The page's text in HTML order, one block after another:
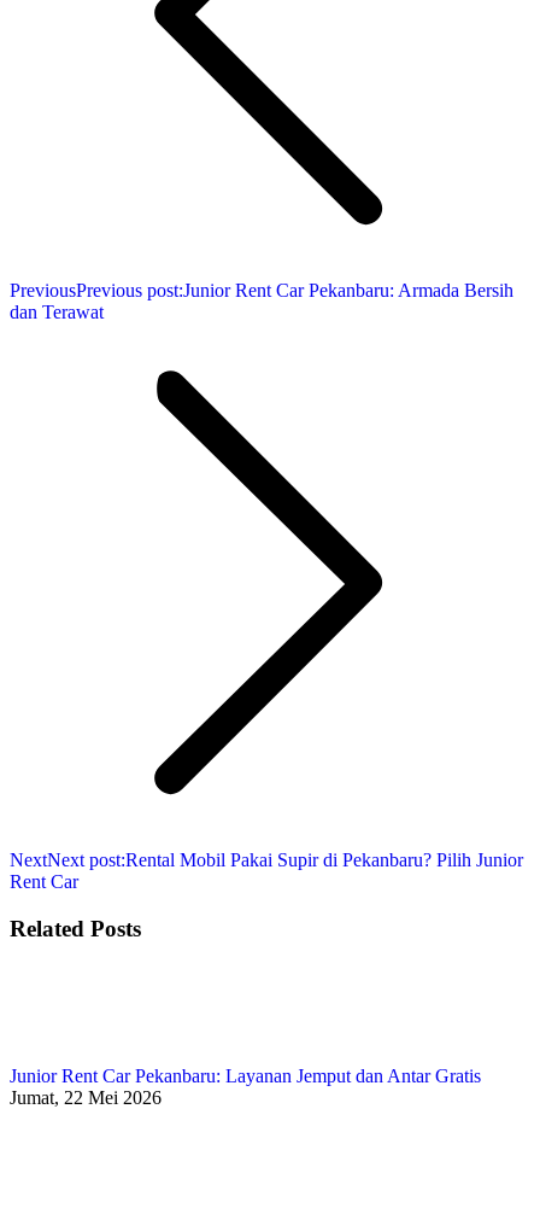
PreviousPrevious post:Junior Rent Car Pekanbaru: Armada Bersih
dan Terawat
NextNext post:Rental Mobil Pakai Supir di Pekanbaru? Pilih Junior
Rent Car
Related Posts
Junior Rent Car Pekanbaru: Layanan Jemput dan Antar Gratis
Jumat, 22 Mei 2026